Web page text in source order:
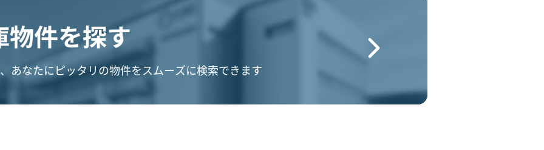
物件を探す
あなたにピッタリの物件をスムーズに検索できます